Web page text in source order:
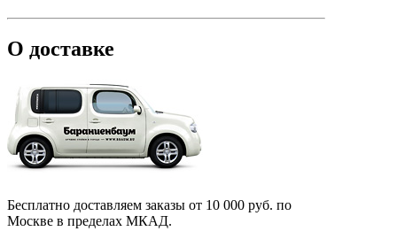
О доставке
Бесплатно доставляем заказы от 10 000 руб. по
Москве в пределах МКАД.